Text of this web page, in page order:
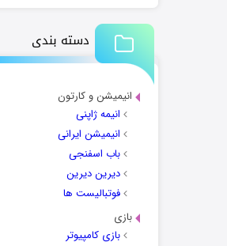
دسته بندی
انیمیشن و کارتون
انیمه ژاپنی
انیمیشن ایرانی
باب اسفنجی
دیرین دیرین
فوتبالیست ها
بازی
بازی کامپیوتر